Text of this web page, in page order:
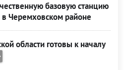
базовую станцию
в Черемховском районе
области готовы к началу